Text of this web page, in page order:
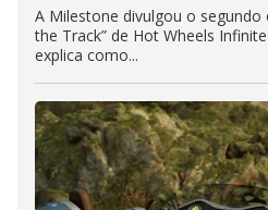
A Milestone divulgou o segundo
the Track” de Hot Wheels
explica como...